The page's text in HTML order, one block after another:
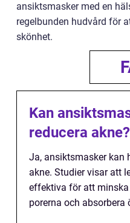
ansiktsmasker med en
regelbunden hudvård för
skönhet.
Kan
reducera akne?
Ja, ansiktsmasker kan
akne. Studier visar att
effektiva för att
porerna och absorbera